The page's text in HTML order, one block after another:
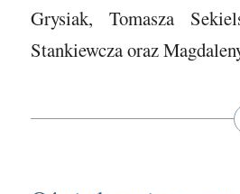
Grysiak, Tomasza
Stankiewcza oraz